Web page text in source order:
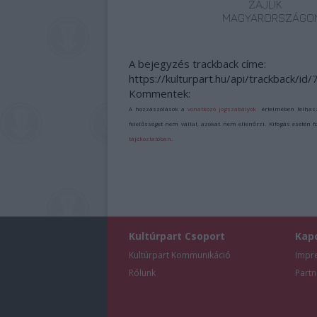
ZAJLIK
A bejegyzés trackback címe:
https://kulturpart.hu/api/trackback/id/
Kommentek:
A hozzászólások avonatkozó jogszabályok értelmében
felelősséget nem vállal, azokat nem ellenőrzi. Kifogás esetén
tájékoztatóban
Kultúrpart Csoport
Kultúrpart Kommunikáció
Rólunk